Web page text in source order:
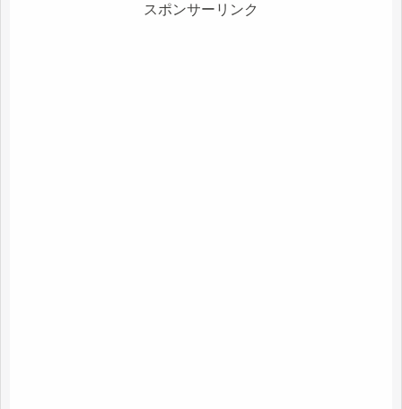
スポンサーリンク